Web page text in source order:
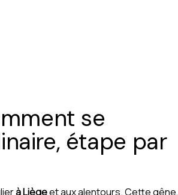
se
étape par
à Liègeet aux alentours. Cette gêne,